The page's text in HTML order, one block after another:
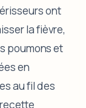
ont
la fièvre,
poumons et
en
au fil des